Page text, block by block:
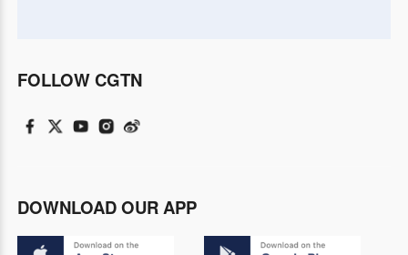
FOLLOW CGTN
DOWNLOAD OUR APP